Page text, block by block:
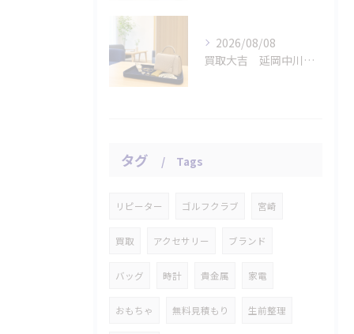
2026/08/08
買取大吉 延岡中川原店の断りやすい査定
タグ Tags
リピーター ゴルフクラブ 宮崎
買取 アクセサリー ブランド
バッグ 時計 貴金属 家電
おもちゃ 無料見積もり 生前整理